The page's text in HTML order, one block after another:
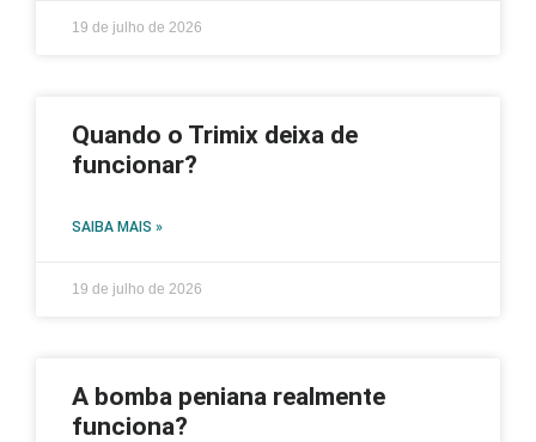
19 de julho de 2026
Quando o Trimix deixa de
funcionar?
SAIBA MAIS »
19 de julho de 2026
A bomba peniana realmente
funciona?